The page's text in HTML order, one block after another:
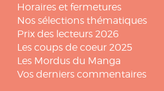
Horaires et fermetures
Nos sélections thématiques
Prix des lecteurs 2026
Les coups de coeur 2025
Les Mordus du Manga
Vos derniers commentaires